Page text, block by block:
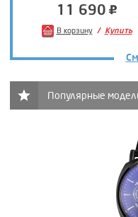
11 690
В корзину Купить
Популярные